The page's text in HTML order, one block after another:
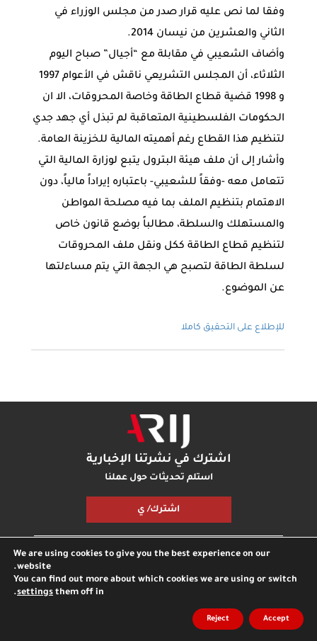
وفقا لما نص عليه قرار صدر من مجلس الوزراء في
الثاني والعشرين من نيسان 2014.
وأضاف الشعيبي في مقابلة مع “أجيال” صباح اليوم
الثلاثاء، أن المجلس التشريعي ناقش في الأعوام 1997
و 1998 قضية قطاع الطاقة وخاصة المحروقات، الا ان
الحكومات الفلسطينية المتعاقبة لم تبذل أي جهد جدي
لتنظيم هذا القطاع رغم أهميته المالية للخزينة العامة.
وأشار إلى أن ملف هيئة البترول يتبع لوزارة المالية التي
تتعامل معه -وفقاً للشعيبي- باعتباره إيراداً مالياً، دون
الاهتمام بتنظيم الملف بما فيه مصلحة المواطن
والمستهلك والسلطة، مطالباً بوضع قانون خاص
لتنظيم قطاع الطاقة ككل ونقل ملف المحروقات
لسلطة الطاقة لتصبح هي الجهة التي يتم مساءلتها
عن الموضوع.
للإطلاع على التحقيق كاملا
اشترك في نشرتنا الإخبارية
استلم تحديثات حول عملنا
اشترك/ ي
مكتبة أريجبودكاست أريجاتصل بناشارك معنا
الخصوصية
انترناشونال
We are using cookies to give you the best experience on our
website.
You can find out more about which cookies we are using or switch
them off in
settings
.
Accept
Reject